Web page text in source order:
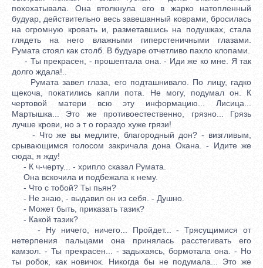
похохатывала. Она втолкнула его в жарко натопленный
будуар, действительно весь завешанный коврами, бросилась
на огромную кровать и, разметавшись на подушках, стала
глядеть на него влажными гиперстеничными глазами.
Румата стоял как столб. В будуаре отчетливо пахло клопами.
- Ты прекрасен, - прошептала она. - Иди же ко мне. Я так
долго ждала!..
Румата завел глаза, его подташнивало. По лицу, гадко
щекоча, покатились капли пота. Не могу, подумал он. К
чертовой матери всю эту информацию... Лисица...
Мартышка... Это же противоестественно, грязно... Грязь
лучше крови, но э т о гораздо хуже грязи!
- Что же вы медлите, благородный дон? - визгливым,
срывающимся голосом закричала дона Окана. - Идите же
сюда, я жду!
- К ч-черту... - хрипло сказал Румата.
Она вскочила и подбежала к нему.
- Что с тобой? Ты пьян?
- Не знаю, - выдавил он из себя. - Душно.
- Может быть, приказать тазик?
- Какой тазик?
- Ну ничего, ничего... Пройдет... - Трясущимися от
нетерпения пальцами она принялась расстегивать его
камзол. - Ты прекрасен... - задыхаясь, бормотала она. - Но
ты робок, как новичок. Никогда бы не подумала... Это же